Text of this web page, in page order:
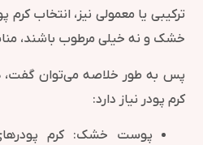
ترکیبی یا معمولی نیز، انتخاب
خشک و نه خیلی مرطوب باشند،
پس به طور خلاصه می‌توان گفت،
کرم پودر نیاز دارد:
پوست خشک: کرم